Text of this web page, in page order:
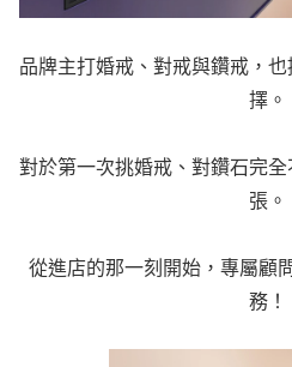
品牌主打婚戒、對戒與鑽戒，
擇。
對於第一次挑婚戒、對鑽石完
張。
從進店的那一刻開始，專屬顧
務！